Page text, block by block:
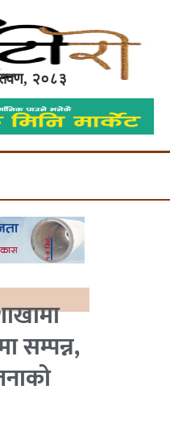
२०८३
सम्पन्न,